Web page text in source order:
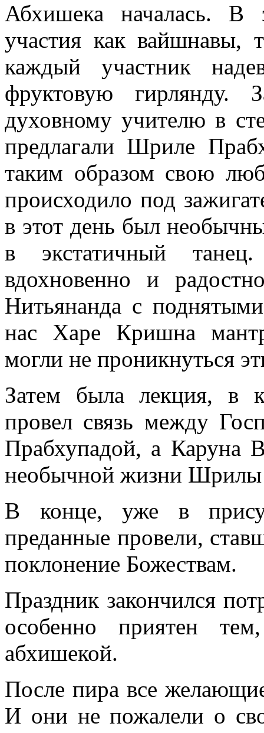
Абхишека началась. В
участия как вайшнавы,
каждый участник
фруктовую гирлянду.
духовному учителю в
предлагали Шриле
таким образом свою
происходило под
в этот день был
в экстатичный
вдохновенно и
Нитьянанда с
нас Харе Кришна
могли не проникнуться
Затем была лекция, в
провел связь между
Прабхупадой, а Каруна
необычной жизни
В конце, уже в
преданные провели,
поклонение Божествам.
Праздник закончился
особенно приятен
абхишекой.
После пира все
И они не пожалели о